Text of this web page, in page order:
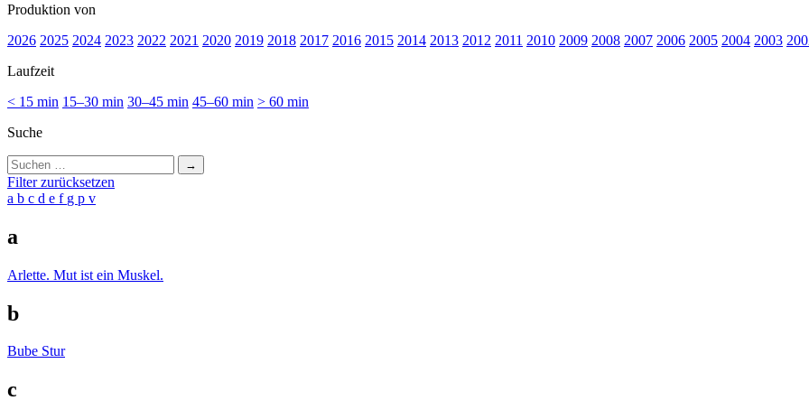
Produktion von
2026 2025 2024 2023 2022 2021 2020 2019 2018 2017 2016 2015 2014 2013 2012 2011 2010 2009 2008 2007 2006 2005 2004 2003
Laufzeit
< 15 min 15–30 min 30–45 min 45–60 min > 60 min
Suche
Suchen
nach:
Filter zurücksetzen
a b c d e f g p v
a
Arlette. Mut ist ein Muskel.
b
Bube Stur
c